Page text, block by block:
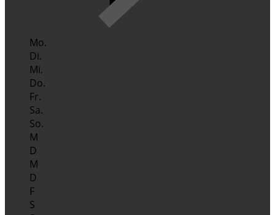
Mo.
Di.
Mi.
Do.
Fr.
Sa.
So.
M
D
M
D
F
S